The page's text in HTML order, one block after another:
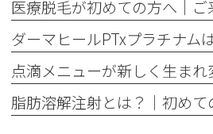
脂肪溶解注射とは？｜初め